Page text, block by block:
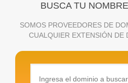
BUSCA TU
SOMOS PROVEEDORES DE
CUALQUIER EXTENSIÓN DE